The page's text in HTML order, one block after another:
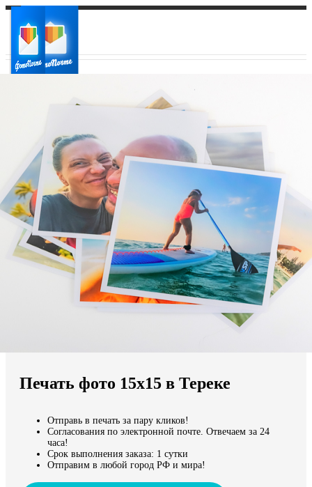
Ваш регион доставки
Выберите из списка:
Мы доставляем по всему миру
Продолжить без города
Печать фото 15х15 в Тереке
Отправь в печать за пару кликов!
Согласования по электронной почте. Отвечаем за 24
часа!
Срок выполнения заказа: 1 сутки
Отправим в любой город РФ и мира!